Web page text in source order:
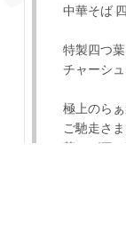
中華そば
特製四つ
チャーシ
極上のら
ご馳走さ
華そば四